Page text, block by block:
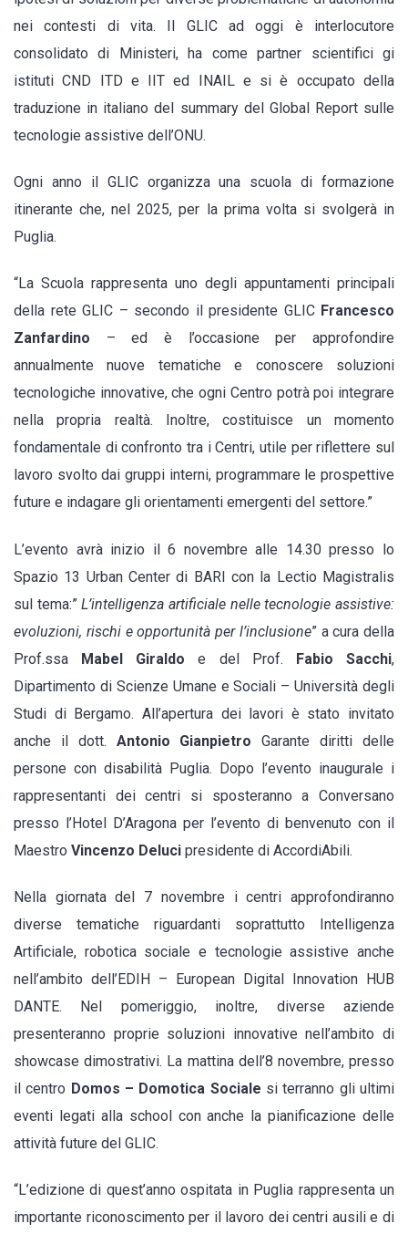
nei contesti di vita. Il GLIC ad oggi è interlocutore
consolidato di Ministeri, ha come partner scientifici gi
istituti CND ITD e IIT ed INAIL e si è occupato della
traduzione in italiano del summary del Global Report sulle
tecnologie assistive dell’ONU.
Ogni anno il GLIC organizza una scuola di formazione
itinerante che, nel 2025, per la prima volta si svolgerà in
Puglia.
“La Scuola rappresenta uno degli appuntamenti principali
della rete GLIC – secondo il presidente GLIC Francesco
Zanfardino – ed è l’occasione per approfondire
annualmente nuove tematiche e conoscere soluzioni
tecnologiche innovative, che ogni Centro potrà poi integrare
nella propria realtà. Inoltre, costituisce un momento
fondamentale di confronto tra i Centri, utile per riflettere sul
lavoro svolto dai gruppi interni, programmare le prospettive
future e indagare gli orientamenti emergenti del settore.”
L’evento avrà inizio il 6 novembre alle 14.30 presso lo
Spazio 13 Urban Center di BARI con la Lectio Magistralis
sul tema:”L’intelligenza artificiale nelle tecnologie assistive:
evoluzioni, rischi e opportunità per l’inclusione” a cura della
Prof.ssa Mabel Giraldo e del Prof. Fabio Sacchi,
Dipartimento di Scienze Umane e Sociali – Università degli
Studi di Bergamo. All’apertura dei lavori è stato invitato
anche il dott. Antonio Gianpietro Garante diritti delle
persone con disabilità Puglia. Dopo l’evento inaugurale i
rappresentanti dei centri si sposteranno a Conversano
presso l’Hotel D’Aragona per l’evento di benvenuto con il
Maestro Vincenzo Deluci presidente di AccordiAbili.
Nella giornata del 7 novembre i centri approfondiranno
diverse tematiche riguardanti soprattutto Intelligenza
Artificiale, robotica sociale e tecnologie assistive anche
nell’ambito dell’EDIH – European Digital Innovation HUB
DANTE. Nel pomeriggio, inoltre, diverse aziende
presenteranno proprie soluzioni innovative nell’ambito di
showcase dimostrativi. La mattina dell’8 novembre, presso
il centro Domos – Domotica Sociale si terranno gli ultimi
eventi legati alla school con anche la pianificazione delle
attività future del GLIC.
“L’edizione di quest’anno ospitata in Puglia rappresenta un
importante riconoscimento per il lavoro dei centri ausili e di